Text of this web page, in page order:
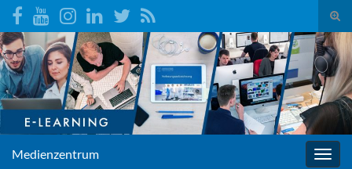
Search for:
Medienzentrum